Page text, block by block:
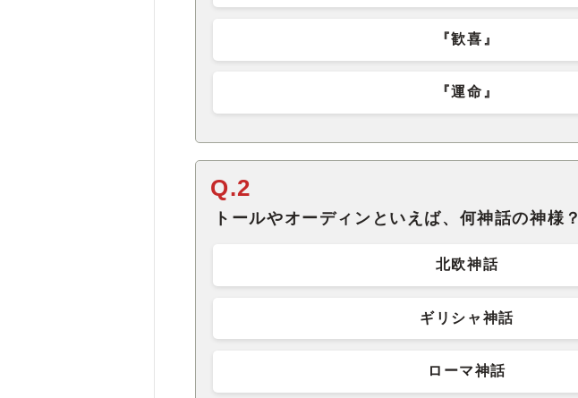
『歓喜』
『運命』
Q.2
トールやオーディンといえば、何神話の神様？
北欧神話
ギリシャ神話
ローマ神話